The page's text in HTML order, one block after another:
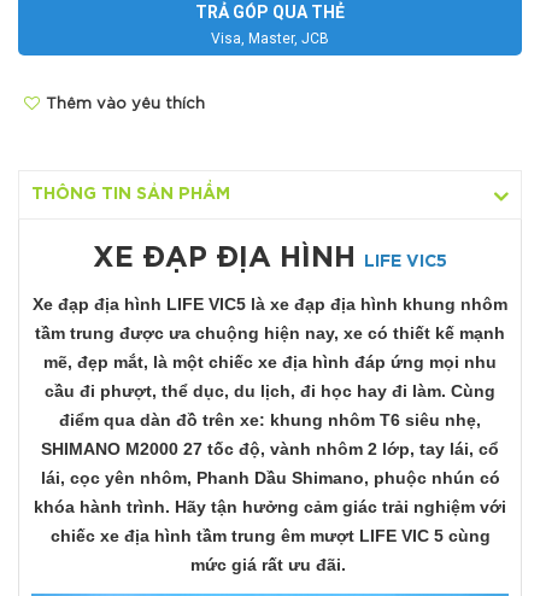
TRẢ GÓP QUA THẺ
Visa, Master, JCB
Thêm vào yêu thích
THÔNG TIN SẢN PHẨM
XE ĐẠP ĐỊA HÌNH LIFE VIC5
Xe đạp địa hình LIFE VIC5 là xe đạp địa hình khung nhôm
tầm trung được ưa chuộng hiện nay, xe có thiết kế mạnh
mẽ, đẹp mắt, là một chiếc xe địa hình đáp ứng mọi nhu
cầu đi phượt, thể dục, du lịch, đi học hay đi làm. Cùng
điểm qua dàn đồ trên xe: khung nhôm T6 siêu nhẹ,
SHIMANO M2000 27 tốc độ, vành nhôm 2 lớp, tay lái, cổ
lái, cọc yên nhôm, Phanh Dầu Shimano, phuộc nhún có
khóa hành trình. Hãy tận hưởng cảm giác trải nghiệm với
chiếc xe địa hình tầm trung êm mượt LIFE VIC 5 cùng
mức giá rất ưu đãi.